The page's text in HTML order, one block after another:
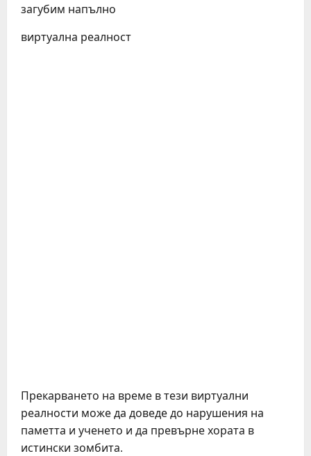
загубим напълно
виртуална реалност
Прекарването на време в тези виртуални
реалности може да доведе до нарушения на
паметта и ученето и да превърне хората в
истински зомбита.